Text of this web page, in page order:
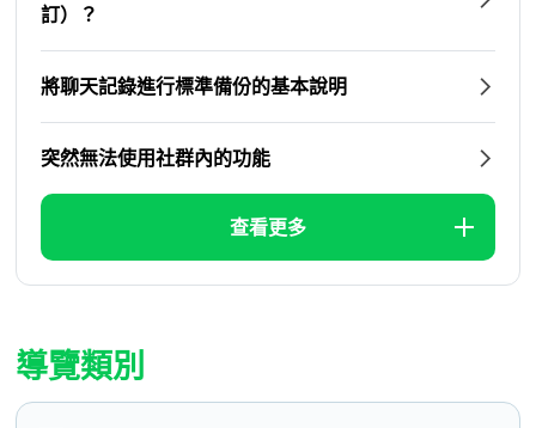
訂）？
將聊天記錄進行標準備份的基本說明
突然無法使用社群內的功能
查看更多
導覽類別